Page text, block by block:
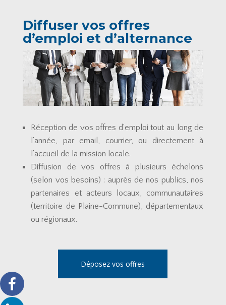
Diffuser vos offres
d’emploi et d’alternance
Réception de vos offres d’emploi tout au long de
l’année, par email, courrier, ou directement à
l’accueil de la mission locale.
Diffusion de vos offres à plusieurs échelons
(selon vos besoins) : auprès de nos publics, nos
partenaires et acteurs locaux, communautaires
(territoire de Plaine-Commune), départementaux
ou régionaux.
Déposez vos offres